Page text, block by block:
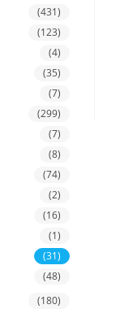
(431)
(123)
(4)
(35)
(7)
(299)
(7)
(8)
(74)
(2)
(16)
(1)
(31)
(48)
(180)